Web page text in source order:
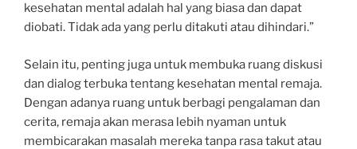
kesehatan mental adalah hal yang biasa dan dapat
diobati. Tidak ada yang perlu ditakuti atau dihindari.”
Selain itu, penting juga untuk membuka ruang diskusi
dan dialog terbuka tentang kesehatan mental remaja.
Dengan adanya ruang untuk berbagi pengalaman dan
cerita, remaja akan merasa lebih nyaman untuk
membicarakan masalah mereka tanpa rasa takut atau